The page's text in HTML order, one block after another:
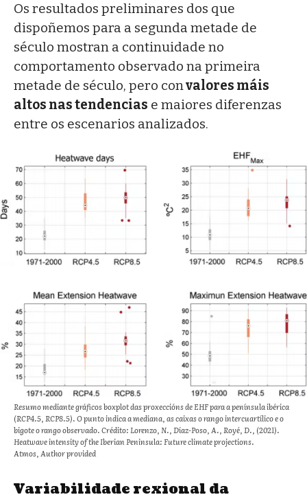
Os resultados preliminares dos que
dispoñemos para a segunda metade de
século mostran a continuidade no
comportamento observado na primeira
metade de século, pero convalores máis
altos nas tendencias e maiores diferenzas
entre os escenarios analizados.
Resumo mediante gráficos boxplot das proxeccións de EHF para a península ibérica
(RCP4.5, RCP8.5). O punto indica a mediana, as caixas o rango intercuartílico e o
bigote o rango observado. Crédito: Lorenzo, N., Díaz-Poso, A., Royé, D., (2021).
Heatwave intensity of the Iberian Peninsula: Future climate projections.
Atmos, Author provided
Variabilidade rexional da